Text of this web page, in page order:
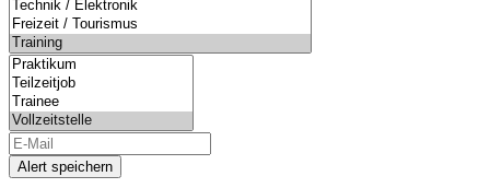
Alert speichern